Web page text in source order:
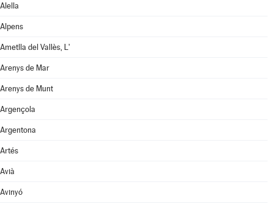
Alella
Alpens
Ametlla del Vallès, L'
Arenys de Mar
Arenys de Munt
Argençola
Argentona
Artés
Avià
Avinyó